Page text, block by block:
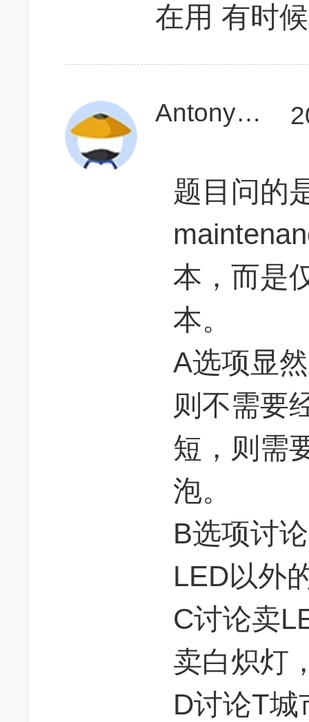
在用 有时
AntonyYang
题目问的
本，而是
本。
A选项显
则不需要
短，则需
泡。
B选项讨
LED以外
C讨论卖
卖白炽灯
D讨论T城